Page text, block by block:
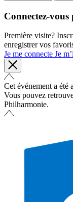
Connectez-
Première visite?
enregistrer vos
Je me connecte Je
Cet événement a été
Vous pouvez
Philharmonie.